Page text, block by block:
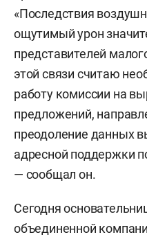
«Последствия
ощутимый урон
представителей
этой связи считаю
работу комиссии на
предложений,
преодоление данных
адресной поддержки
— сообщал он.
Сегодня
объединенной